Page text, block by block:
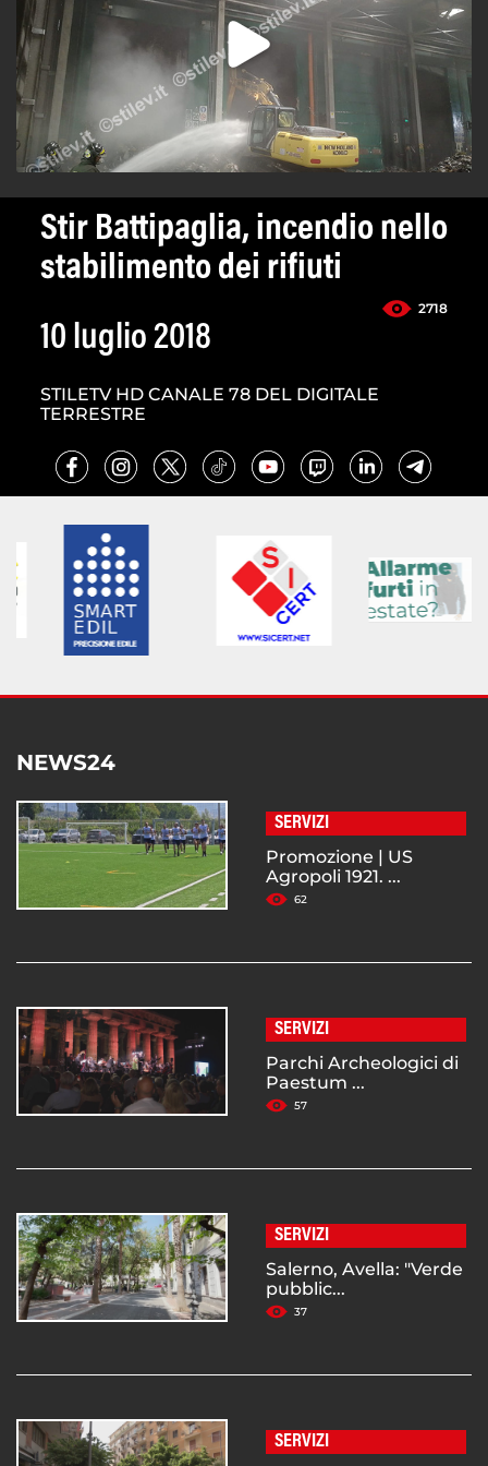
Stir Battipaglia, incendio nello
stabilimento dei rifiuti
2718
10 luglio 2018
STILETV HD CANALE 78 DEL DIGITALE
TERRESTRE
NEWS24
SERVIZI
Promozione | US
Agropoli 1921. ...
62
SERVIZI
Parchi Archeologici di
Paestum ...
57
SERVIZI
Salerno, Avella: "Verde
pubblic...
37
SERVIZI